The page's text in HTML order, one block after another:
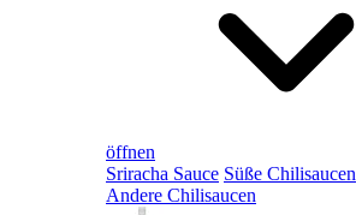
öffnen
Sriracha Sauce Süße Chilisaucen
Andere Chilisaucen